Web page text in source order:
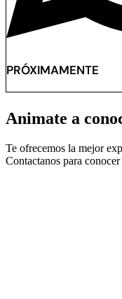
PRÓXIMAMENTE
Animate a
Te ofrecemos la mejor
Contactanos para